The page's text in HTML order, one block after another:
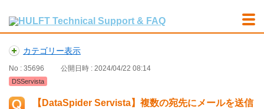
カテゴリー表示
No : 35696 公開日時 : 2024/04/22 08:14
DSServista
【DataSpider Servista】複数の宛先にメールを送信